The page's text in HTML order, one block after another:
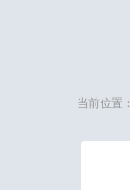
当前位置：